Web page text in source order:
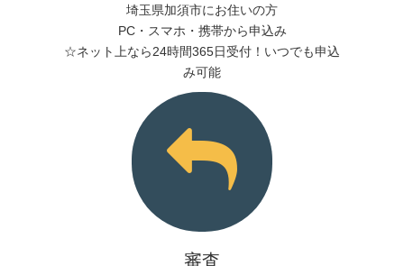
埼玉県加須市にお住いの方
PC・スマホ・携帯から申込み
☆ネット上なら24時間365日受付！いつでも申込
み可能
審査